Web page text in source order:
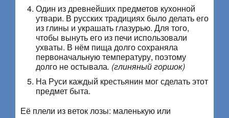
Один из древнейших предметов кухонной
утвари. В русских традициях было делать его
из глины и украшать глазурью. Для того,
чтобы вынуть его из печи использовали
ухваты. В нём пища долго сохраняла
первоначальную температуру, поэтому
долго не остывала. (глиняный горшок)
На Руси каждый крестьянин мог сделать этот
предмет быта.
Её плели из веток лозы: маленькую или